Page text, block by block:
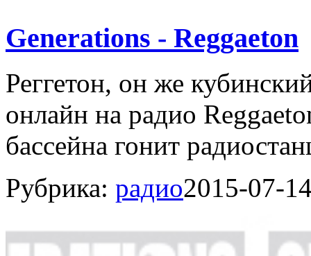
Generations - Reggaeton
Реггетон, он же
онлайн на радио
бассейна гонит
Рубрика: радио2015-07-